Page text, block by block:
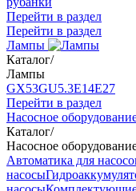
Перейти в раздел
Перейти в раздел
Лампы
Каталог/
Лампы
GX53GU5.3Е14Е27
Перейти в раздел
Насосное
Каталог/
Насосное
Автоматика для
насосы